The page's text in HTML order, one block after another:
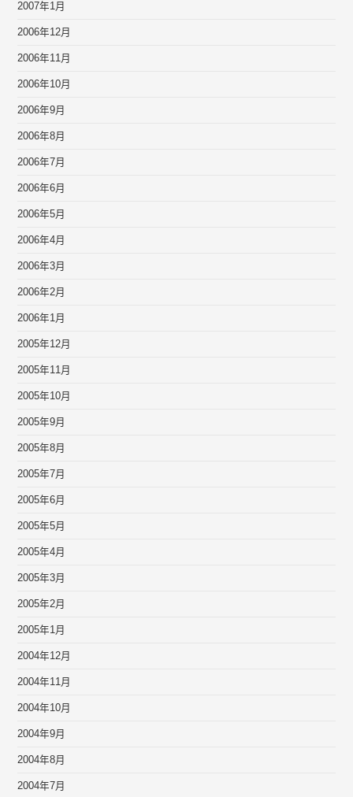
2007年1月
2006年12月
2006年11月
2006年10月
2006年9月
2006年8月
2006年7月
2006年6月
2006年5月
2006年4月
2006年3月
2006年2月
2006年1月
2005年12月
2005年11月
2005年10月
2005年9月
2005年8月
2005年7月
2005年6月
2005年5月
2005年4月
2005年3月
2005年2月
2005年1月
2004年12月
2004年11月
2004年10月
2004年9月
2004年8月
2004年7月